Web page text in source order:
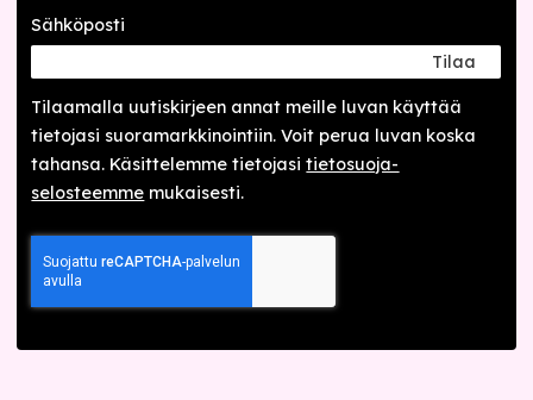
Sähköposti
Tilaa
Tilaamalla uutis­kirjeen annat meille luvan käyttää
tietojasi suora­markkinointiin. Voit perua luvan koska
tahansa. Käsittelemme tietojasitieto­suoja­
selosteemme mukaisesti.